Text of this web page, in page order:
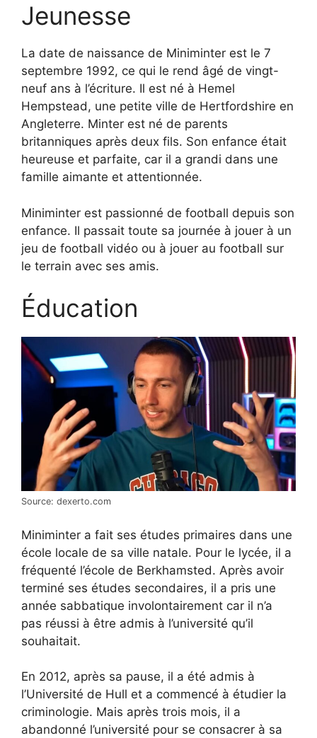
Jeunesse
La date de naissance de Miniminter est le 7
septembre 1992, ce qui le rend âgé de vingt-
neuf ans à l’écriture. Il est né à Hemel
Hempstead, une petite ville de Hertfordshire en
Angleterre. Minter est né de parents
britanniques après deux fils. Son enfance était
heureuse et parfaite, car il a grandi dans une
famille aimante et attentionnée.
Miniminter est passionné de football depuis son
enfance. Il passait toute sa journée à jouer à un
jeu de football vidéo ou à jouer au football sur
le terrain avec ses amis.
Éducation
Source: dexerto.com
Miniminter a fait ses études primaires dans une
école locale de sa ville natale. Pour le lycée, il a
fréquenté l’école de Berkhamsted. Après avoir
terminé ses études secondaires, il a pris une
année sabbatique involontairement car il n’a
pas réussi à être admis à l’université qu’il
souhaitait.
En 2012, après sa pause, il a été admis à
l’Université de Hull et a commencé à étudier la
criminologie. Mais après trois mois, il a
abandonné l’université pour se consacrer à sa